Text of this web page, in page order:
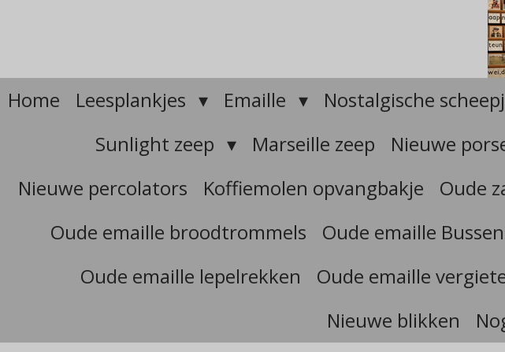
Home Leesplankjes Emaille Nostalgische
Sunlight zeep
Marseille zeep Nieuwe
Nieuwe percolators
Koffiemolen opvangbakje Oude
Oude emaille broodtrommels
Oude emaille
Oude emaille lepelrekken
Oude emaille
Nieuwe blikken